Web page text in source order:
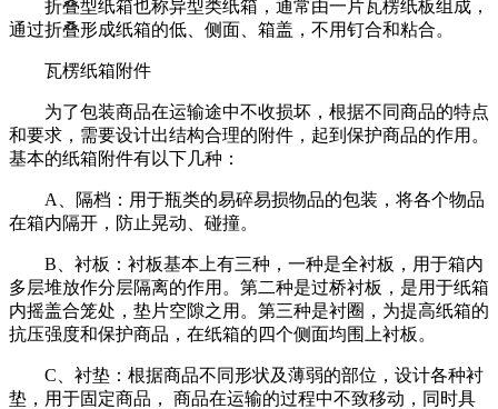
折叠型纸箱也称异型类纸箱，通常由一片瓦楞纸板组成，
通过折叠形成纸箱的低、侧面、箱盖，不用钉合和粘合。
瓦楞纸箱附件
为了包装商品在运输途中不收损坏，根据不同商品的特点
和要求，需要设计出结构合理的附件，起到保护商品的作用。
基本的纸箱附件有以下几种：
A、隔档：用于瓶类的易碎易损物品的包装，将各个物品
在箱内隔开，防止晃动、碰撞。
B、衬板：衬板基本上有三种，一种是全衬板，用于箱内
多层堆放作分层隔离的作用。第二种是过桥衬板，是用于纸箱
内摇盖合笼处，垫片空隙之用。第三种是衬圈，为提高纸箱的
抗压强度和保护商品，在纸箱的四个侧面均围上衬板。
C、衬垫：根据商品不同形状及薄弱的部位，设计各种衬
垫，用于固定商品， 商品在运输的过程中不致移动，同时具